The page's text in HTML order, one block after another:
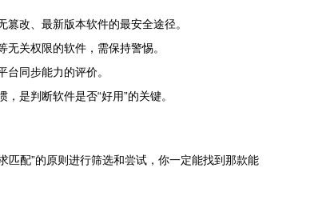
篡改、最新版本软件的最安全途径。
关权限的软件，需保持警惕。
同步能力的评价。
是判断软件是否“好用”的关键。
匹配”的原则进行筛选和尝试，你一定能找到那款能